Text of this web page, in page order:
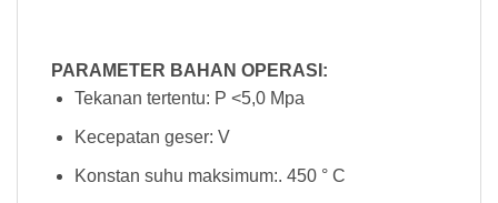
PARAMETER BAHAN OPERASI:
Tekanan tertentu: P <5,0 Mpa
Kecepatan geser: V
Konstan suhu maksimum:. 450 ° C